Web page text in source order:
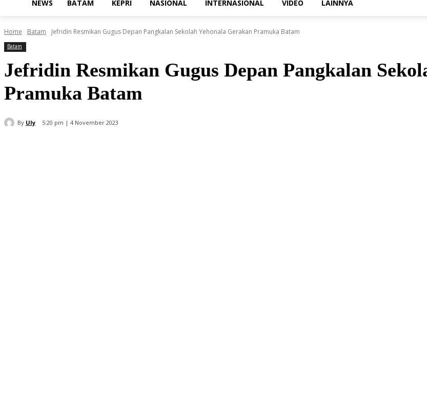
NEWS BATAM KEPRI NASIONAL INTERNASIONAL VIDEO LAINNYA
Home Batam Jefridin Resmikan Gugus Depan Pangkalan Sekolah Yehonala Gerakan Pramuka Batam
Batam
Jefridin Resmikan Gugus Depan Pangkalan
Pramuka Batam
By Uly 5:20 pm | 4 November 2023